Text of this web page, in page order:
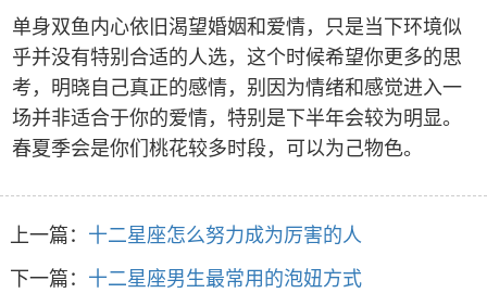
单身双鱼内心依旧渴望婚姻和爱情，只是当下环境似
乎并没有特别合适的人选，这个时候希望你更多的思
考，明晓自己真正的感情，别因为情绪和感觉进入一
场并非适合于你的爱情，特别是下半年会较为明显。
春夏季会是你们桃花较多时段，可以为己物色。
上一篇： 十二星座怎么努力成为厉害的人
下一篇： 十二星座男生最常用的泡妞方式